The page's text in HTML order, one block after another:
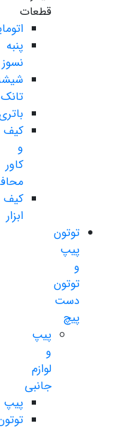
قطعات
پنبه
نسوز
تانک
کیف
و
کاور
کیف
ابزار
توتون
پیپ
و
توتون
دست
پیچ
پیپ
و
لوازم
جانبی
پیپ